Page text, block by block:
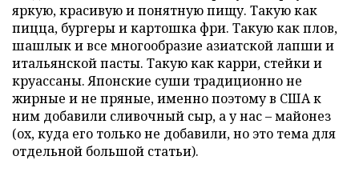
яркую, красивую и понятную пищу. Такую как
пицца, бургеры и картошка фри. Такую как плов,
шашлык и все многообразие азиатской лапши и
итальянской пасты. Такую как карри, стейки и
круассаны. Японские суши традиционно не
жирные и не пряные, именно поэтому в США к
ним добавили сливочный сыр, а у нас – майонез
(ох, куда его только не добавили, но это тема для
отдельной большой статьи).